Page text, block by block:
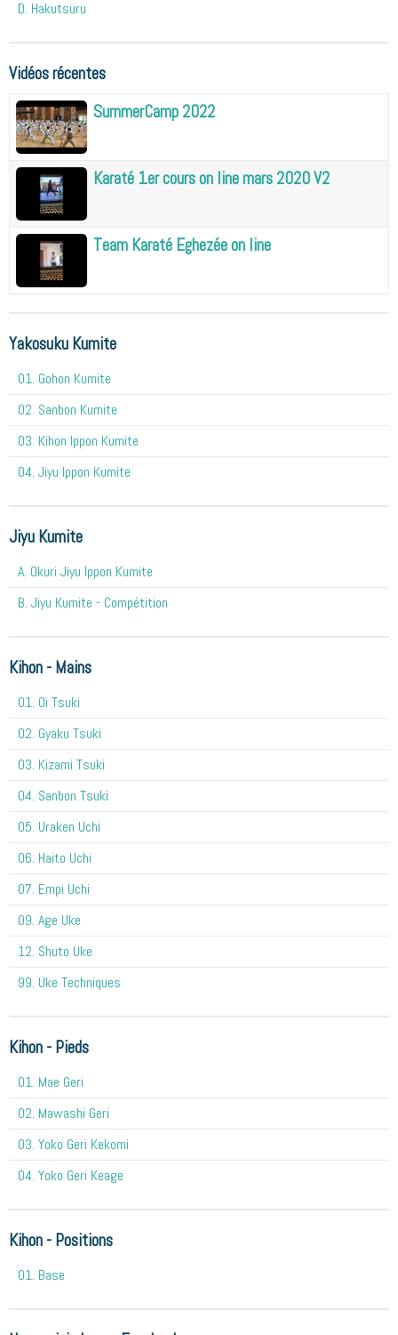
D. Hakutsuru
Vidéos récentes
SummerCamp 2022
Karaté 1er cours on line mars 2020 V2
Team Karaté Eghezée on line
Yakosuku Kumite
01. Gohon Kumite
02. Sanbon Kumite
03. Kihon Ippon Kumite
04. Jiyu Ippon Kumite
Jiyu Kumite
A. Okuri Jiyu Ippon Kumite
B. Jiyu Kumite - Compétition
Kihon - Mains
O1. Oi Tsuki
02. Gyaku Tsuki
03. Kizami Tsuki
04. Sanbon Tsuki
05. Uraken Uchi
06. Haito Uchi
07. Empi Uchi
09. Age Uke
12. Shuto Uke
99. Uke Techniques
Kihon - Pieds
01. Mae Geri
02. Mawashi Geri
03. Yoko Geri Kekomi
04. Yoko Geri Keage
Kihon - Positions
01. Base